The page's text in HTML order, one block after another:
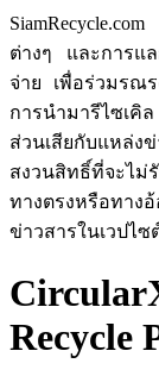
ต่างๆ และการแ
จ่าย เพื่อร่วมรณ
การนำมารีไซเคิ
ส่วนเสียกับแหล่ง
สงวนสิทธิ์ที่จะไม่
ทางตรงหรือทางอ้
ข่าวสารในเวปไซ
Recycle